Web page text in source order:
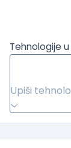
Tehnologije
Upiši